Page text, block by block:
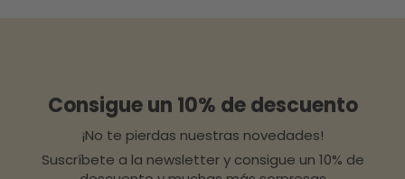
Consigue un 10% de descuento
¡No te pierdas nuestras novedades!
Suscríbete a la newsletter y consigue un 10% de